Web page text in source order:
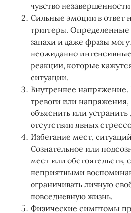
чувство незавершенности.
Сильные эмоции в ответ
триггеры. Определенные
запахи и даже фразы
неожиданно
реакции, которые
ситуации.
Внутреннее напряжение.
тревоги или напряжения,
объяснить или
отсутствии явных
Избегание мест,
Сознательное или
мест или обстоятельств,
неприятными
ограничивать личную
повседневную жизнь.
Физические симптомы